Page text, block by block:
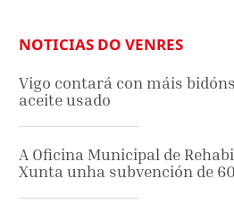
NOTICIAS DO VENRES
Vigo contará con máis
aceite usado
A Oficina Municipal de
Xunta unha subvención de